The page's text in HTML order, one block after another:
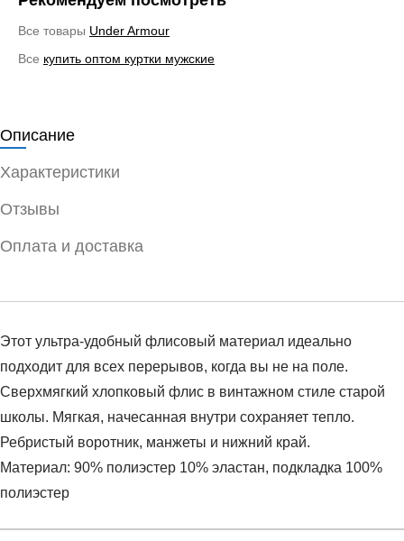
Все товары Under Armour
Все купить оптом куртки мужские
Описание
Характеристики
Отзывы
Оплата и доставка
Этот ультра-удобный флисовый материал идеально
подходит для всех перерывов, когда вы не на поле.
Сверхмягкий хлопковый флис в винтажном стиле старой
школы. Мягкая, начесанная внутри сохраняет тепло.
Ребристый воротник, манжеты и нижний край.
Материал: 90% полиэстер 10% эластан, подкладка 100%
полиэстер